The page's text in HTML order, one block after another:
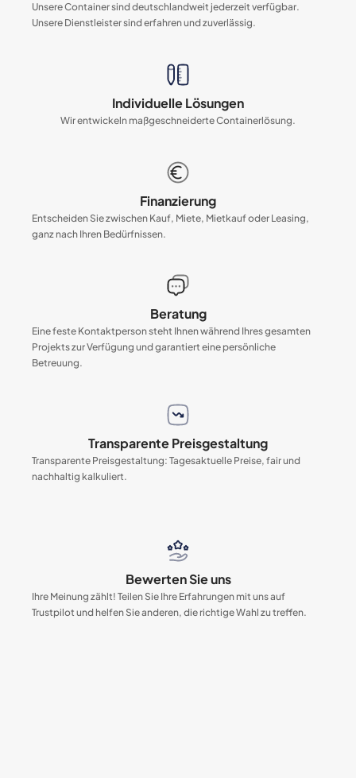
Unsere Container sind deutschlandweit jederzeit verfügbar.
Unsere Dienstleister sind erfahren und zuverlässig.
Individuelle Lösungen
Wir entwickeln maßgeschneiderte Containerlösung.
Finanzierung
Entscheiden Sie zwischen Kauf, Miete, Mietkauf oder Leasing,
ganz nach Ihren Bedürfnissen.
Beratung
Eine feste Kontaktperson steht Ihnen während Ihres gesamten
Projekts zur Verfügung und garantiert eine persönliche
Betreuung.
Transparente Preisgestaltung
Transparente Preisgestaltung: Tagesaktuelle Preise, fair und
nachhaltig kalkuliert.
Bewerten Sie uns
Ihre Meinung zählt! Teilen Sie Ihre Erfahrungen mit uns auf
Trustpilot und helfen Sie anderen, die richtige Wahl zu treffen.